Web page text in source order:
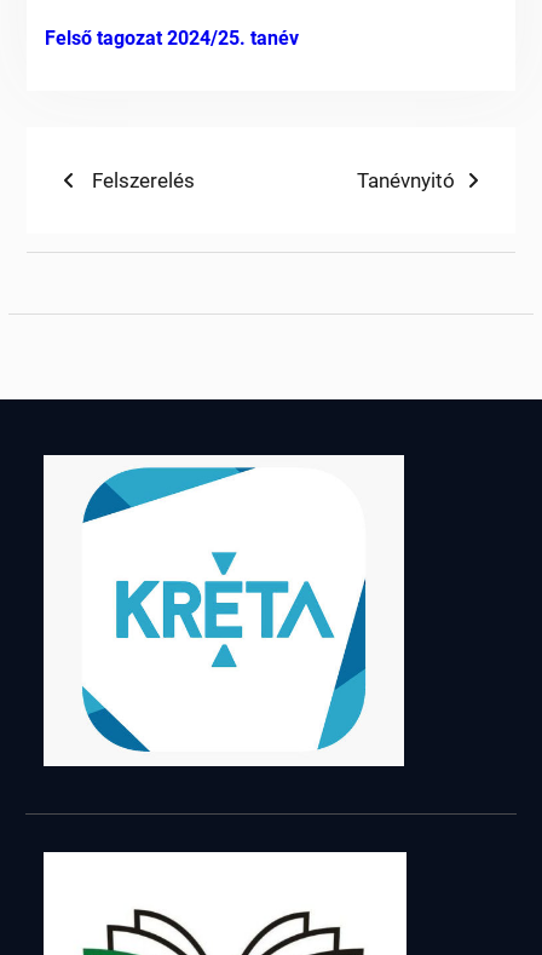
Felső tagozat 2024/25. tanév
Bejegyzés
Previous
Felszerelés
Next
Tanévnyitó